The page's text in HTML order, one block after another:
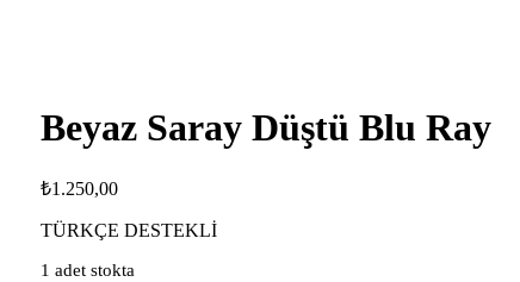
Beyaz Saray Düştü Blu Ray
₺1.250,00
TÜRKÇE DESTEKLİ
1 adet stokta